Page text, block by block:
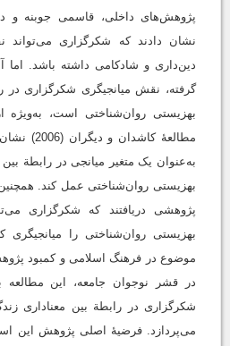
نشان دادند که شکرگزاری می‌تواند
دین‌داری و شادکامی داشته باشد. اما
گرفته، نقش میانجیگری شکرگزاری در
بهزیستی روان‌شناختی است، به‌ویژه
مطالعۀ
به‌عنوان یک متغیر میانجی در رابطة
پژوهشی دریافتند که شکرگزاری
بهزیستی روان‌شناختی را میانجیگری
موضوع در فرهنگ اسلامی و کمبود
در قشر نوجوان جامعه، این
شکرگزاری در رابطة بین معناداری
می‌پردازد. فرضیۀ اصلی پژوهش این